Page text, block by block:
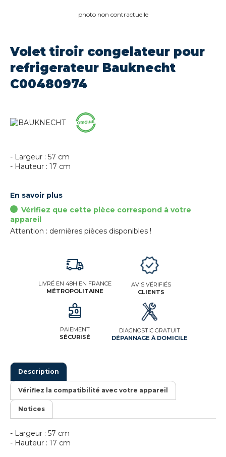
photo non contractuelle
Volet tiroir congelateur pour
refrigerateur Bauknecht
C00480974
- Largeur : 57 cm
- Hauteur : 17 cm
En savoir plus
Vérifiez que cette pièce correspond à votre
appareil
Attention : dernières pièces disponibles !
LIVRÉ EN 48H EN FRANCE
MÉTROPOLITAINE
PAIEMENT
SÉCURISÉ
AVIS VÉRIFIÉS
CLIENTS
DIAGNOSTIC GRATUIT
DÉPANNAGE À DOMICILE
Description
Vérifiez la compatibilité avec votre appareil
Notices
- Largeur : 57 cm
- Hauteur : 17 cm